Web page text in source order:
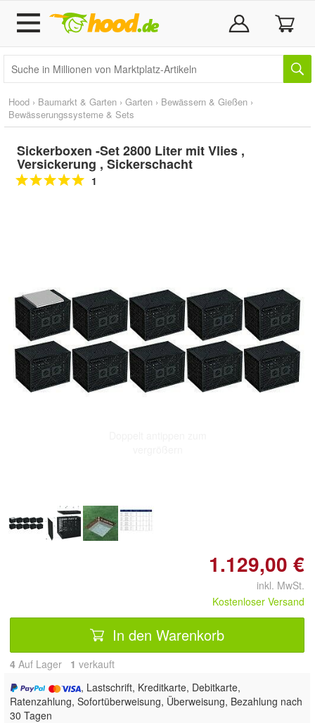
Hood › Baumarkt & Garten › Garten › Bewässern & Gießen ›
Bewässerungssysteme & Sets
Sickerboxen -Set 2800 Liter mit Vlies ,
Versickerung , Sickerschacht
1
1.129,00 €
inkl. MwSt.
Kostenloser Versand
In den Warenkorb
4 Auf Lager 1 verkauft
, Lastschrift, Kreditkarte, Debitkarte,
Ratenzahlung, Sofortüberweisung, Überweisung, Bezahlung nach
30 Tagen